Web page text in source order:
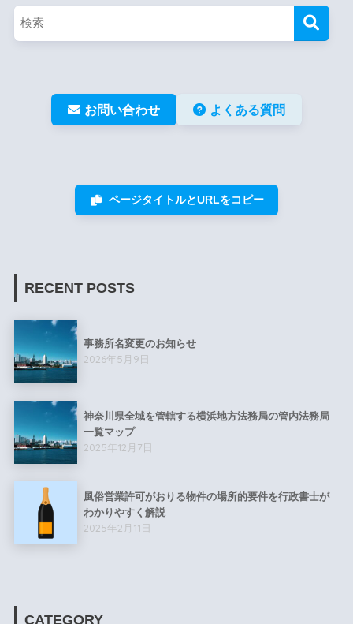
お問い合わせ よくある質問
ページタイトルとURLをコピー
RECENT POSTS
事務所名変更のお知らせ
2026年5月9日
神奈川県全域を管轄する横浜地方法務局の管内法務局
一覧マップ
2025年12月7日
風俗営業許可がおりる物件の場所的要件を行政書士が
わかりやすく解説
2025年2月11日
CATEGORY